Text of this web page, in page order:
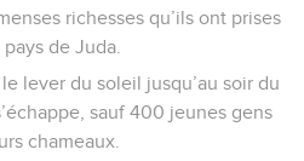
richesses qu’ils ont prises
de Juda.
lever du soleil jusqu’au soir du
sauf 400 jeunes gens
chameaux.